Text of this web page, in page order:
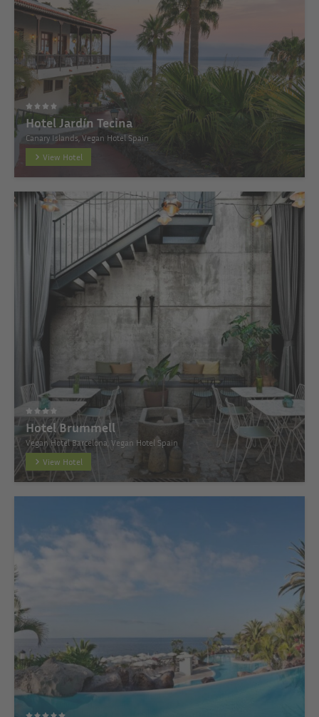
Hotel Jardín Tecina
Canary Islands, Vegan Hotel Spain
View Hotel
Hotel Brummell
Vegan Hotel Barcelona, Vegan Hotel Spain
View Hotel